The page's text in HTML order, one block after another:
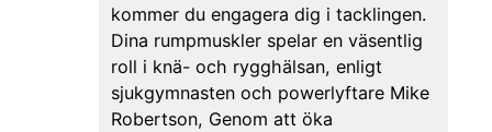
kommer du engagera dig i tacklingen.
Dina rumpmuskler spelar en väsentlig
roll i knä- och rygghälsan, enligt
sjukgymnasten och powerlyftare Mike
Robertson, Genom att öka